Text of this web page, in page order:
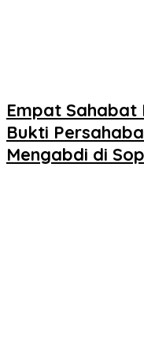
Empat Sahabat
Bukti
Mengabdi di